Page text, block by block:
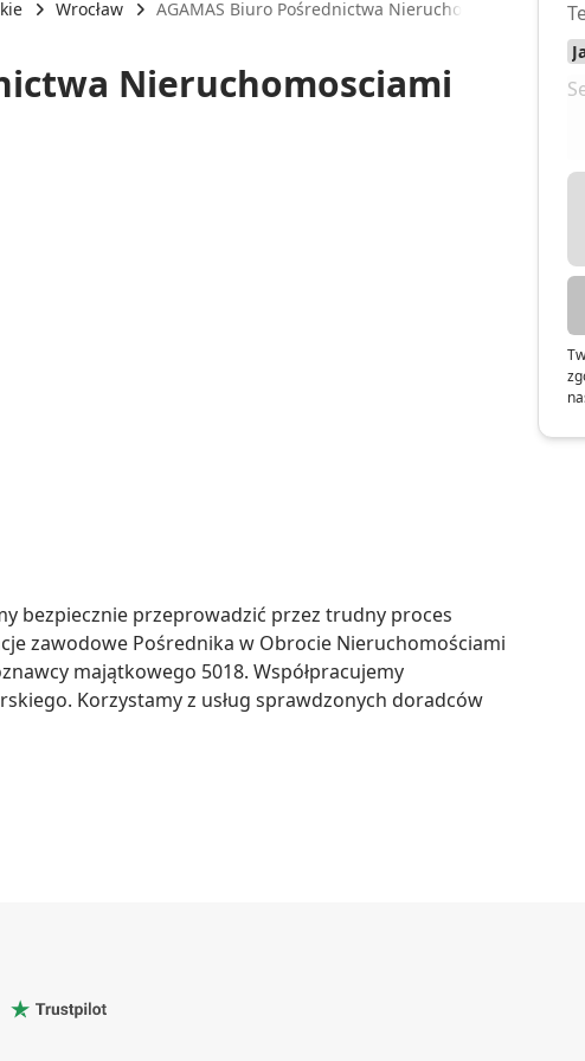
Wrocław AGAMAS Biuro Pośrednictwa Nieruchomosciami
Nieruchomosciami
bezpiecznie przeprowadzić przez trudny proces
zawodowe Pośrednika w Obrocie Nieruchomościami
majątkowego 5018. Współpracujemy
Korzystamy z usług sprawdzonych doradców